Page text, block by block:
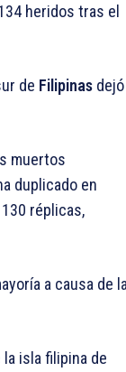
heridos tras el
de Filipinas dejó
muertos
duplicado en
réplicas,
a causa de la
isla filipina de